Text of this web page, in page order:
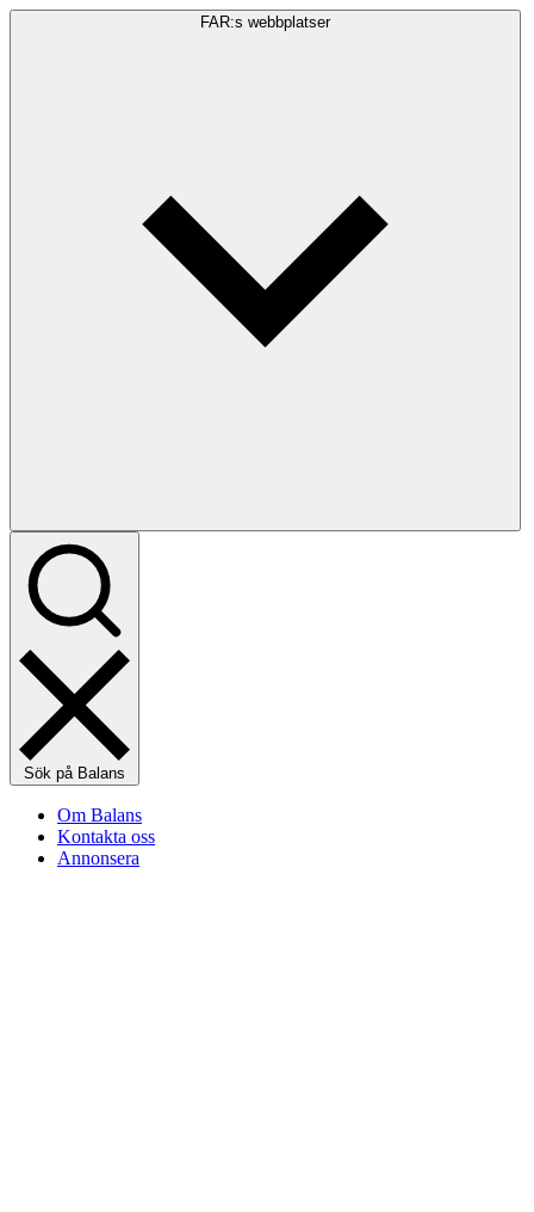
FAR:s webbplatser
Sök på Balans
Om Balans
Kontakta oss
Annonsera